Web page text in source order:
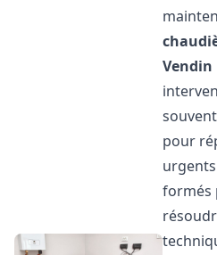
Vendin
pour
formés